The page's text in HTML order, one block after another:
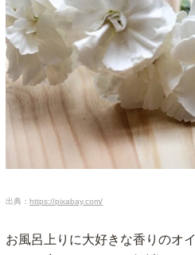
出典： https://pixabay.com/
お風呂上りに大好きな香りのオ